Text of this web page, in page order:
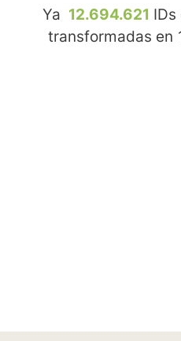
Ya 12.694.621
transformadas en